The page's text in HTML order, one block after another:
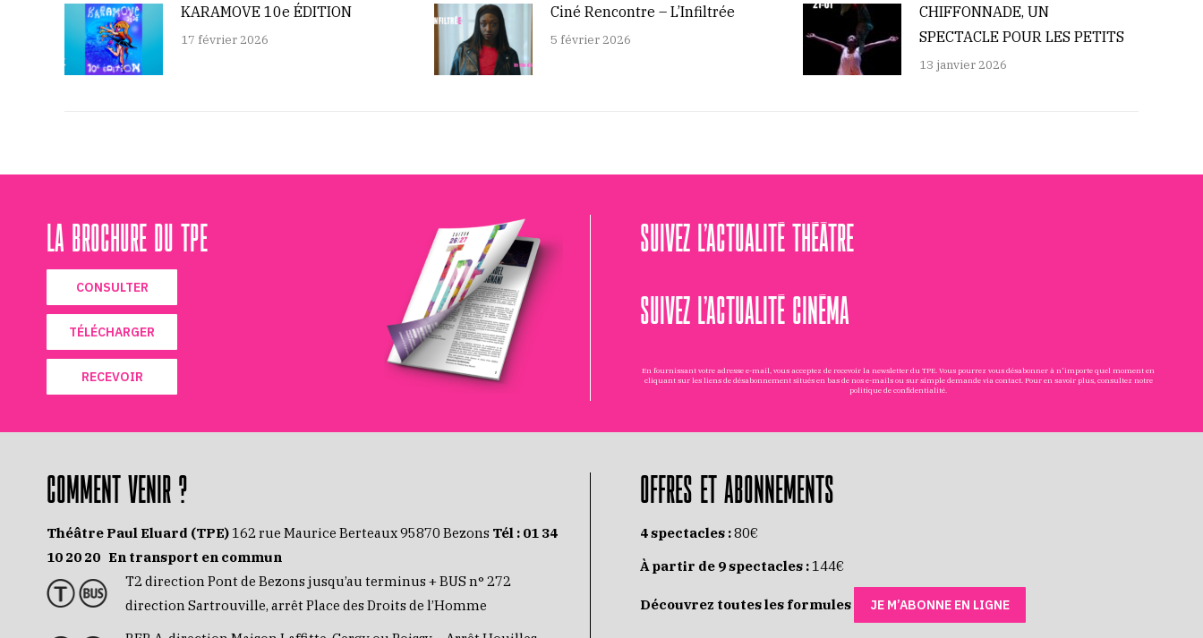
KARAMOVE 10e ÉDITION
17 février 2026
Ciné Rencontre – L’Infiltrée
5 février 2026
CHIFFONNADE, UN
SPECTACLE POUR LES PETITS
13 janvier 2026
LA BROCHURE DU TPE
CONSULTER
TÉLÉCHARGER
RECEVOIR
SUIVEZ L’ACTUALITÉ THÉÂTRE
SUIVEZ L’ACTUALITÉ CINÉMA
En fournissant votre adresse e-mail, vous acceptez de recevoir la newsletter du TPE. Vous pourrez vous désabonner à n'importe quel moment en
cliquant sur les liens de désabonnement situés en bas de nos e-mails ou sur simple demande via contact. Pour en savoir plus, consultez notre
politique de confidentialité
COMMENT VENIR ?
Théâtre Paul Eluard (TPE) 162 rue Maurice Berteaux 95870 Bezons Tél : 01 34
10 20 20 En transport en commun
T2 direction Pont de Bezons jusqu’au terminus + BUS n° 272
direction Sartrouville, arrêt Place des Droits de l’Homme
OFFRES ET ABONNEMENTS
4 spectacles :80€
À partir de 9 spectacles : 144€
Découvrez toutes les formules JE M’ABONNE EN LIGNE